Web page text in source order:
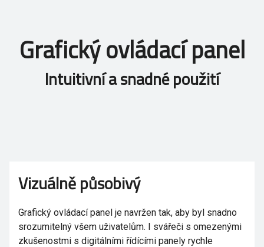
Grafický ovládací panel
Intuitivní a snadné použití
Vizuálně působivý
Grafický ovládací panel je navržen tak, aby byl snadno
srozumitelný všem uživatelům. I svářeči s omezenými
zkušenostmi s digitálními řídícími panely rychle